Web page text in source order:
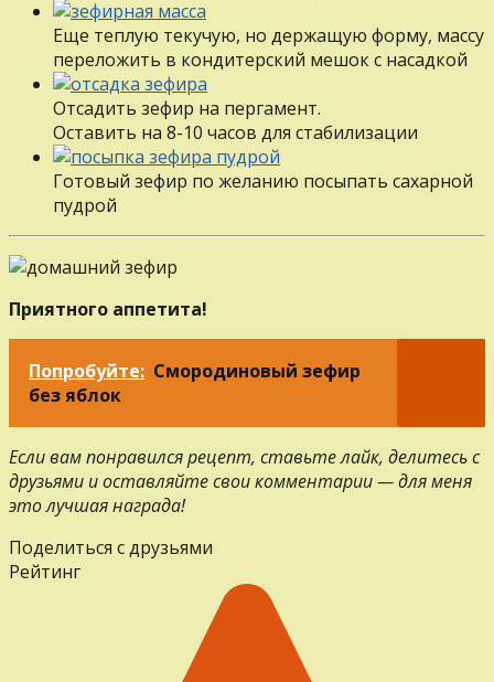
Еще теплую текучую, но держащую форму, массу
переложить в кондитерский мешок с насадкой
Отсадить зефир на пергамент.
Оставить на 8-10 часов для стабилизации
Готовый зефир по желанию посыпать сахарной
пудрой
Приятного аппетита!
Попробуйте: Смородиновый зефир
без яблок
Если вам понравился рецепт, ставьте лайк, делитесь с
друзьями и оставляйте свои комментарии — для меня
это лучшая награда!
Поделиться с друзьями
Рейтинг